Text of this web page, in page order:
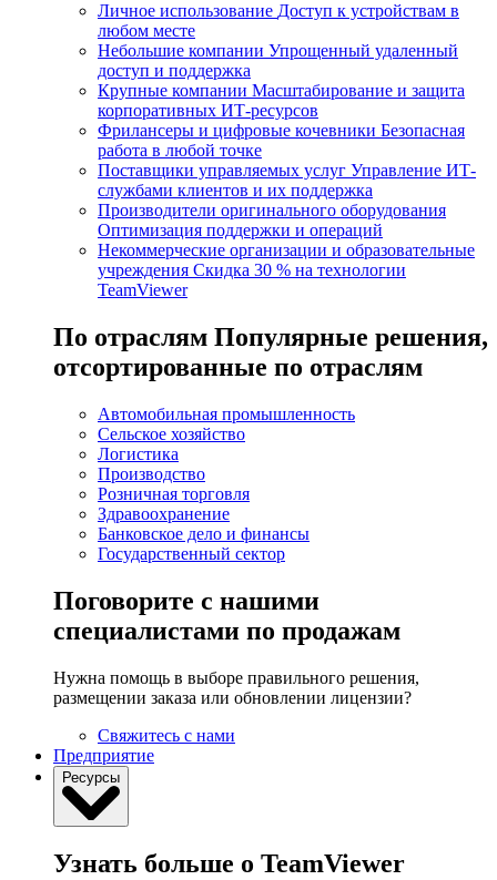
Личное использование Доступ к устройствам в
любом месте
Небольшие компании Упрощенный удаленный
доступ и поддержка
Крупные компании Масштабирование и защита
корпоративных ИТ-ресурсов
Фрилансеры и цифровые кочевники Безопасная
работа в любой точке
Поставщики управляемых услуг Управление ИТ-
службами клиентов и их поддержка
Производители оригинального оборудования
Оптимизация поддержки и операций
Некоммерческие организации и образовательные
учреждения Скидка 30 % на технологии
TeamViewer
По отраслям Популярные решения,
отсортированные по отраслям
Автомобильная промышленность
Сельское хозяйство
Логистика
Производство
Розничная торговля
Здравоохранение
Банковское дело и финансы
Государственный сектор
Поговорите с нашими
специалистами по продажам
Нужна помощь в выборе правильного решения,
размещении заказа или обновлении лицензии?
Свяжитесь с нами
Предприятие
Ресурсы
Узнать больше о TeamViewer